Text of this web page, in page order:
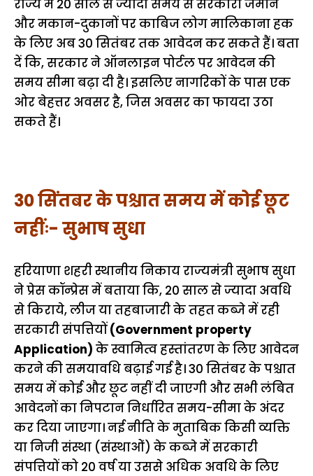
राज्य में 20 साल से ज्यादा समय से सरकारी जमीन
और मकान-दुकानों पर काबिज लोग मालिकाना हक
के लिए अब 30 सितंबर तक आवेदन कर सकते हैं। बता
दें कि, सरकार ने ऑनलाइन पोर्टल पर आवेदन की
समय सीमा बढ़ा दी है। इसलिए नागरिकों के पास एक
ओर बेहत्तर अवसर है, जिस अवसर का फायदा उठा
सकते हैं।
30 सिंतबर के पश्चात समय में कोई छूट
नहींः- सुभाष सुधा
हरियाणा शहरी स्थानीय निकाय राज्यमंत्री सुभाष सुधा
ने प्रेस कॉन्प्रेस में बताया कि, 20 साल से ज्यादा अवधि
से किराये, लीज या तहबाजारी के तहत कब्जे में रही
सरकारी संपत्तियों(Government property
Application) के स्वामित्व हस्तांतरण के लिए आवेदन
करने की समयावधि बढ़ाई गई है। 30 सितंबर के पश्चात
समय में कोई और छूट नहीं दी जाएगी और सभी लंबित
आवेदनों का निपटान निर्धारित समय-सीमा के अंदर
कर दिया जाएगा। नई नीति के मुताबिक किसी व्यक्ति
या निजी संस्था (संस्थाओं) के कब्जे में सरकारी
संपत्तियों को 20 वर्ष या उससे अधिक अवधि के लिए